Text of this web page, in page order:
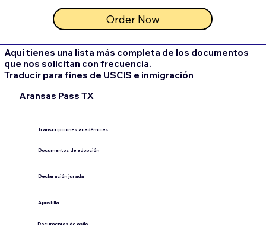
Transcripciones académicas
Documentos de adopción
Declaración jurada
​Apostilla
Documentos de asilo
Order Now
Aquí tienes una lista más completa de los documentos
que nos solicitan con frecuencia.
Traducir para fines de USCIS e inmigración
Aransas Pass TX